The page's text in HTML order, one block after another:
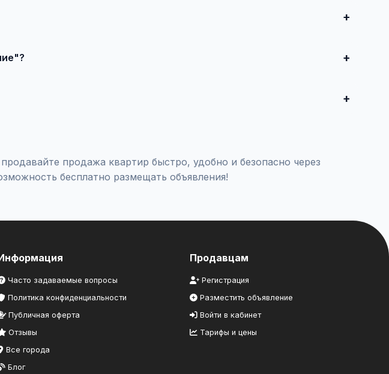
продажа квартир быстро, удобно и безопасно через
бесплатно размещать объявления!
Часто задаваемые вопросы
Политика конфиденциальности
Публичная оферта
Отзывы
Все города
Блог
Продавцам
Регистрация
Разместить объявление
Войти в кабинет
Тарифы и цены